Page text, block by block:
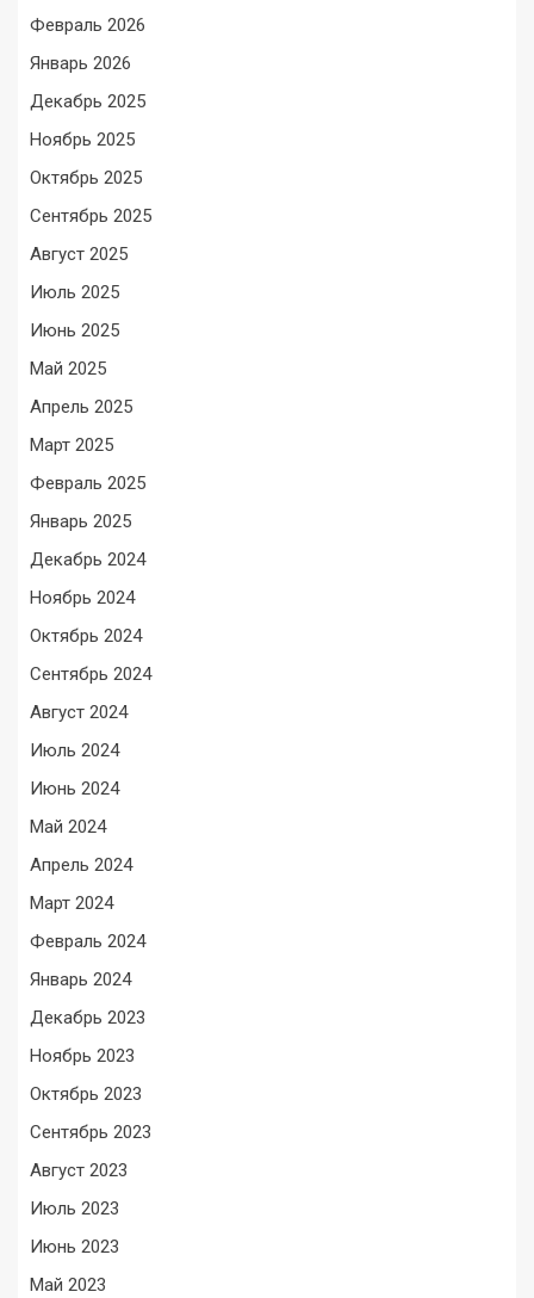
Февраль 2026
Январь 2026
Декабрь 2025
Ноябрь 2025
Октябрь 2025
Сентябрь 2025
Август 2025
Июль 2025
Июнь 2025
Май 2025
Апрель 2025
Март 2025
Февраль 2025
Январь 2025
Декабрь 2024
Ноябрь 2024
Октябрь 2024
Сентябрь 2024
Август 2024
Июль 2024
Июнь 2024
Май 2024
Апрель 2024
Март 2024
Февраль 2024
Январь 2024
Декабрь 2023
Ноябрь 2023
Октябрь 2023
Сентябрь 2023
Август 2023
Июль 2023
Июнь 2023
Май 2023